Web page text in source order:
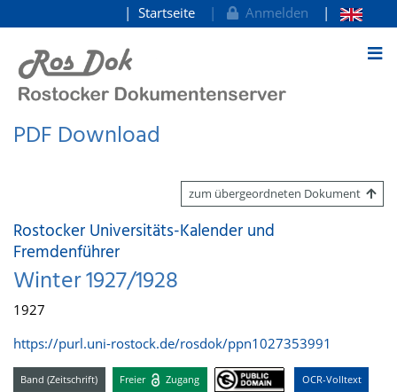
zum Inhalt
Startseite Anmelden
PDF Download
zum übergeordneten Dokument
Rostocker Universitäts-Kalender und
Fremdenführer
Winter 1927/1928
1927
https://purl.uni-rostock.de/rosdok/ppn1027353991
Band (Zeitschrift) Freier Zugang OCR-Volltext